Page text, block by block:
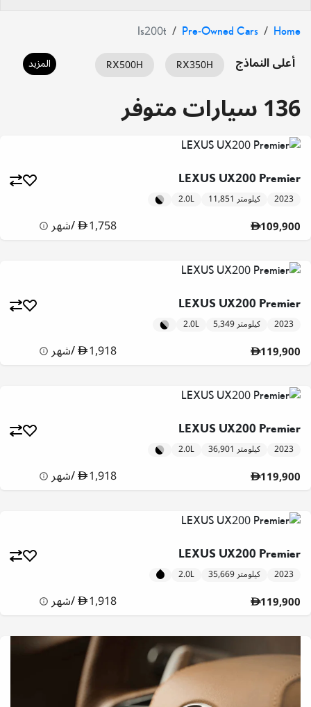
Home
Pre-Owned Cars
Is200t
أعلى النماذج
RX350H
RX500H
RX350
ES HYBRID
ES350
IS300
IS350
LC500
LX600
NX350
NX350H
المزيد
136 سيارات متوفر
LEXUS UX200 Premier
2023 11,851 كيلومتر 2.0L
109,900
1,758
/شهر
LEXUS UX200 Premier
2023 5,349 كيلومتر 2.0L
119,900
1,918
/شهر
LEXUS UX200 Premier
2023 36,901 كيلومتر 2.0L
119,900
1,918
/شهر
LEXUS UX200 Premier
2023 35,669 كيلومتر 2.0L
119,900
1,918
/شهر